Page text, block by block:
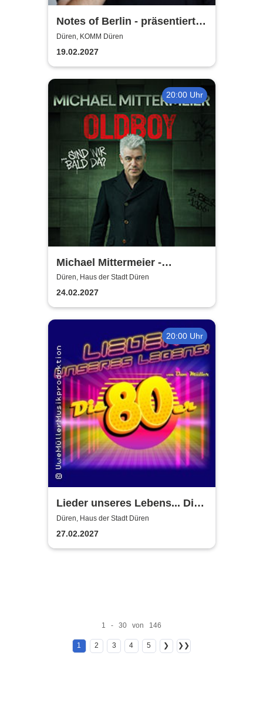
Notes of Berlin - präsentiert
von Joab Nist
Düren, KOMM Düren
19.02.2027
20:00 Uhr
Michael Mittermeier -
OLDBOY... sind wir bald da?
Düren, Haus der Stadt Düren
24.02.2027
20:00 Uhr
Lieder unseres Lebens... Die
80er
Düren, Haus der Stadt Düren
27.02.2027
1 - 30 von 146
1 2 3 4 5 ❯ ❯❯